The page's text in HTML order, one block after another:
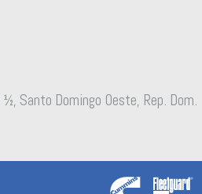
Santo Domingo Oeste, Rep. Dom.